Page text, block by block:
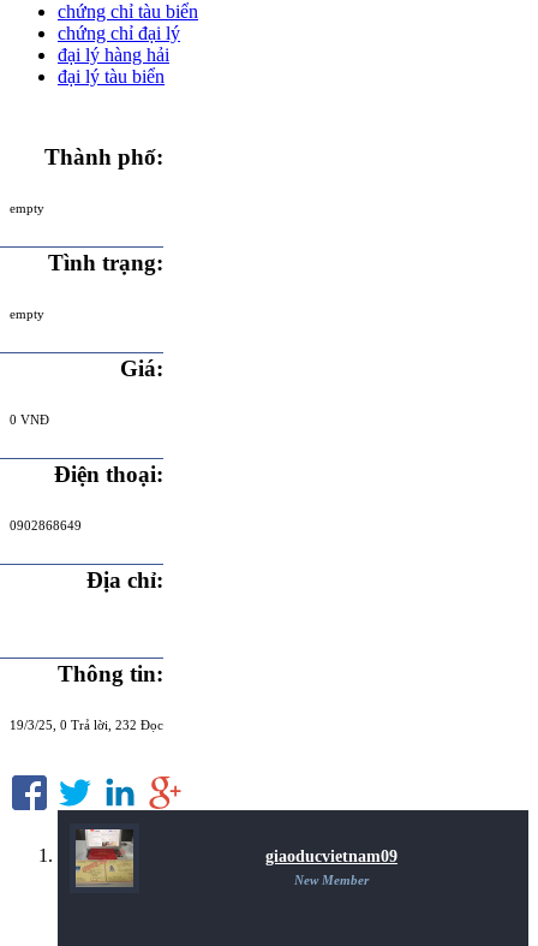
chứng chỉ tàu biển
chứng chỉ đại lý
đại lý hàng hải
đại lý tàu biển
Thành phố:
empty
Tình trạng:
empty
Giá:
0 VNĐ
Điện thoại:
0902868649
Địa chỉ:
Thông tin:
19/3/25, 0 Trả lời, 232 Đọc
giaoducvietnam09
New Member